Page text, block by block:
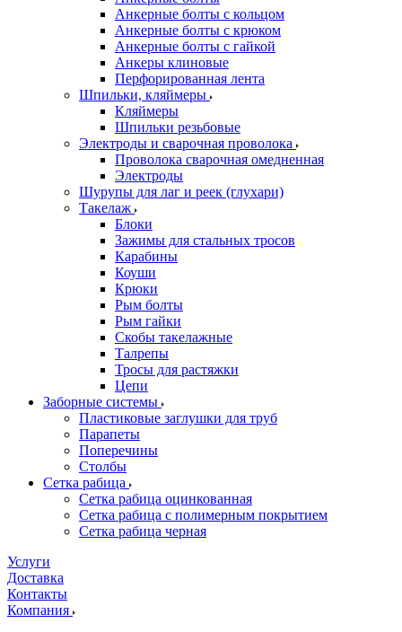
Анкерные болты с кольцом
Анкерные болты с крюком
Анкерные болты с гайкой
Анкеры клиновые
Перфорированная лента
Шпильки, кляймеры
Кляймеры
Шпильки резьбовые
Электроды и сварочная проволока
Проволока сварочная омедненная
Электроды
Шурупы для лаг и реек (глухари)
Такелаж
Блоки
Зажимы для стальных тросов
Карабины
Коуши
Крюки
Рым болты
Рым гайки
Скобы такелажные
Талрепы
Тросы для растяжки
Цепи
Заборные системы
Пластиковые заглушки для труб
Парапеты
Поперечины
Столбы
Сетка рабица
Сетка рабица оцинкованная
Сетка рабица с полимерным покрытием
Сетка рабица черная
Услуги
Доставка
Контакты
Компания